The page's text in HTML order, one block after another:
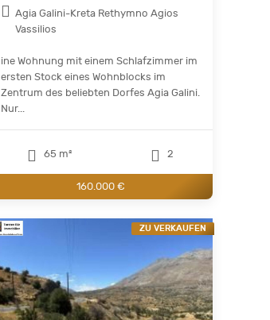
Agia Galini-Kreta Rethymno Agios
Vassilios
ine Wohnung mit einem Schlafzimmer im
ersten Stock eines Wohnblocks im
Zentrum des beliebten Dorfes Agia Galini.
Nur...
65 m² 2
160.000 €
ZU VERKAUFEN